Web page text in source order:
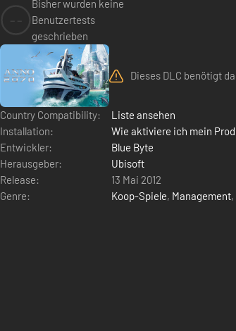
Bisher wurden keine
Benutzertests
geschrieben
Dieses DLC benötigt
Country Compatibility:
Liste ansehen
Installation:
Wie aktiviere ich mein
Entwickler:
Blue Byte
Herausgeber:
Ubisoft
Release:
13 Mai 2012
Genre:
Koop-Spiele, Management,